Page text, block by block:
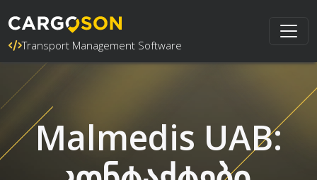
Transport Management Software
Malmedis UAB: